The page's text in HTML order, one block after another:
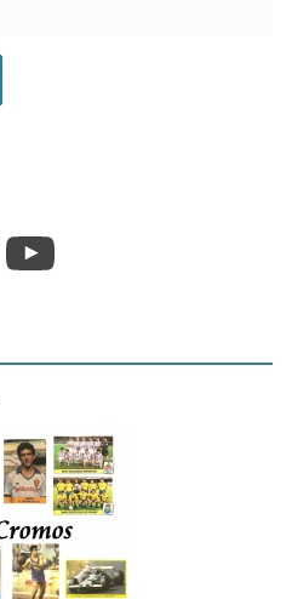
YouTube